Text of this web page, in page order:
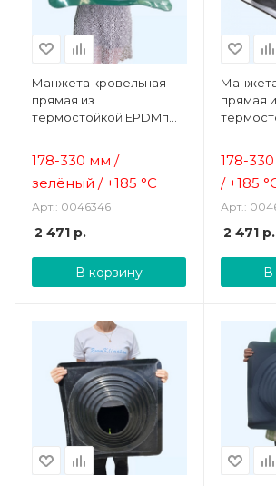
Манжета кровельная
прямая из
термостойкой EPDMп
178-330 мм /
зелёный / +185 °C
Арт.: 0046346
2 471 р.
В корзину
прямая
178-
/ +185
Арт.:
2 471р.
В